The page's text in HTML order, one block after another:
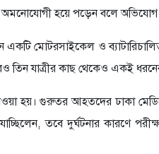
অমনোযোগী হয়ে পড়েন বলে অভিযোগ
একটি মোটরসাইকেল ও
তিন যাত্রীর কাছ থেকেও একই
হয়। গুরুতর আহতদের ঢাকা
তবে দুর্ঘটনার কারণে